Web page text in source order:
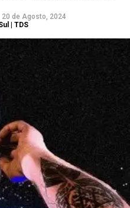
20 de Agosto, 2024
| TDS